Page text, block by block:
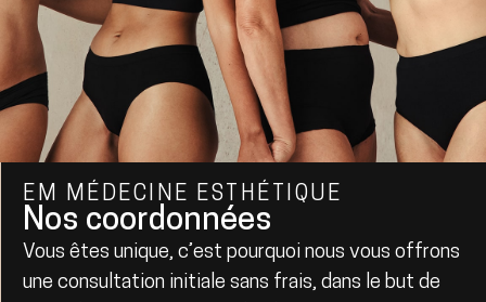
EM MÉDECINE ESTHÉTIQUE
Nos coordonnées
Vous êtes unique, c’est pourquoi nous vous offrons
une consultation initiale sans frais, dans le but de